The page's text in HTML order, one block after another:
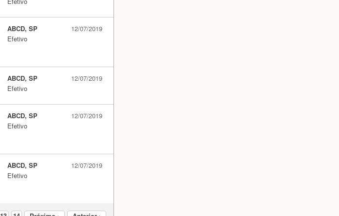
ABCD, SP
Efetivo
12/07/2019
ABCD, SP
Efetivo
12/07/2019
ABCD, SP
Efetivo
12/07/2019
ABCD, SP
Efetivo
12/07/2019